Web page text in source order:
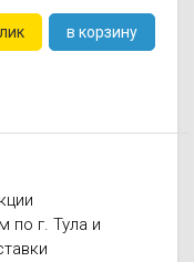
в корзину
по г. Тула и
Осушители
отработанном